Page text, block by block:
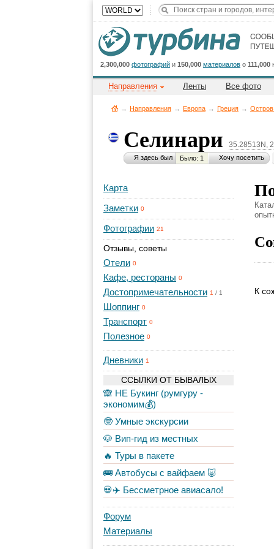
2,300,000 фотографий и 150,000 материалов о 111,000
Направления Ленты Все фото
→ Направления → Европа → Греция → Остров
Селинари 35.28513N,
Я здесь был Было: 1 Хочу посетить
Карта
Заметки 0
Фотографии 21
Отзывы, советы
Отели 0
Кафе, рестораны 0
Достопримечательности 1 / 1
Шоппинг 0
Транспорт 0
Полезное 0
Дневники 1
ССЫЛКИ ОТ БЫВАЛЫХ
🙈 НЕ Букинг (румгуру -
экономим💰)
🤓 Умные экскурсии
🐶 Вип-гид из местных
🔥 Туры в пакете
🚌 Автобусы с вайфаем 🐷
💀✈️ Бессметрное авиасало!
Форум
Материалы
К